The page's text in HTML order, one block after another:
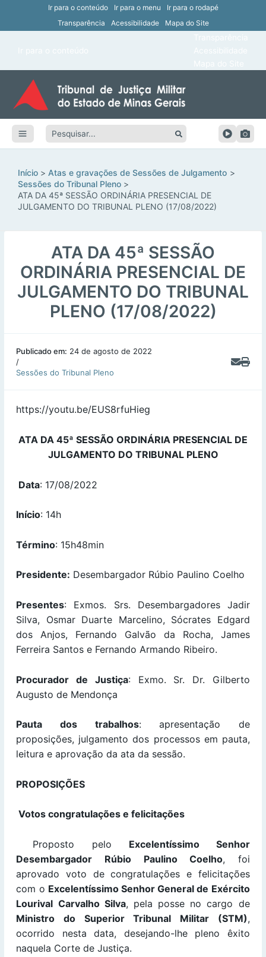
Ir para o conteúdo Ir para o menu
Ir para o rodapé
Transparência
Acessibilidade Mapa do Site
Pesquisar:
Início
Atas e gravações de Sessões de Julgamento
Sessões do Tribunal Pleno
ATA DA 45ª SESSÃO ORDINÁRIA PRESENCIAL DE
JULGAMENTO DO TRIBUNAL PLENO (17/08/2022)
ATA DA 45ª SESSÃO
ORDINÁRIA PRESENCIAL DE
JULGAMENTO DO TRIBUNAL
PLENO (17/08/2022)
Publicado em: 24 de agosto de 2022
/
Sessões do Tribunal Pleno
https://youtu.be/EUS8rfuHieg
ATA DA 45ª SESSÃO ORDINÁRIA PRESENCIAL DE
JULGAMENTO DO TRIBUNAL PLENO
Data: 17/08/2022
Início: 14h
Término: 15h48min
Presidente: Desembargador Rúbio Paulino Coelho
Presentes: Exmos. Srs. Desembargadores Jadir
Silva, Osmar Duarte Marcelino, Sócrates Edgard
dos Anjos, Fernando Galvão da Rocha, James
Ferreira Santos e Fernando Armando Ribeiro.
Procurador de Justiça: Exmo. Sr. Dr. Gilberto
Augusto de Mendonça
Pauta dos trabalhos: apresentação de
proposições, julgamento dos processos em pauta,
leitura e aprovação da ata da sessão.
PROPOSIÇÕES
Votos congratulações e felicitações
Proposto pelo Excelentíssimo Senhor
Desembargador Rúbio Paulino Coelho, foi
aprovado voto de congratulações e felicitações
com o Excelentíssimo Senhor General de Exército
Lourival Carvalho Silva, pela posse no cargo de
Ministro do Superior Tribunal Militar (STM),
ocorrido nesta data, desejando-lhe pleno êxito
naquela Corte de Justiça.